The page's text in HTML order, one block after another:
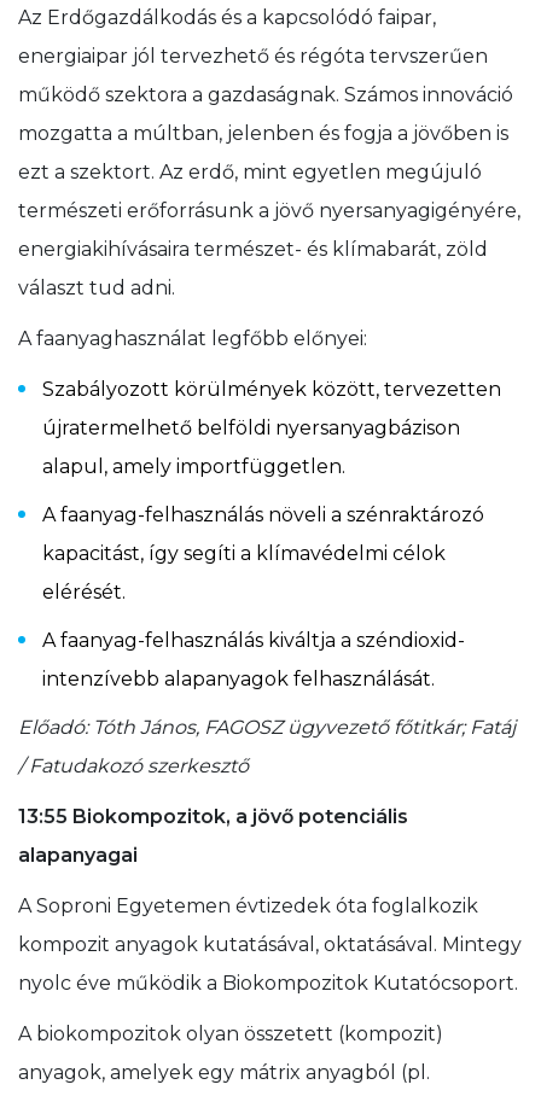
Az Erdőgazdálkodás és a kapcsolódó faipar,
energiaipar jól tervezhető és régóta tervszerűen
működő szektora a gazdaságnak. Számos innováció
mozgatta a múltban, jelenben és fogja a jövőben is
ezt a szektort. Az erdő, mint egyetlen megújuló
természeti erőforrásunk a jövő nyersanyagigényére,
energiakihívásaira természet- és klímabarát, zöld
választ tud adni.
A faanyaghasználat legfőbb előnyei:
Szabályozott körülmények között, tervezetten
újratermelhető belföldi nyersanyagbázison
alapul, amely importfüggetlen.
A faanyag-felhasználás növeli a szénraktározó
kapacitást, így segíti a klímavédelmi célok
elérését.
A faanyag-felhasználás kiváltja a széndioxid-
intenzívebb alapanyagok felhasználását.
Előadó: Tóth János, FAGOSZ ügyvezető főtitkár; Fatáj
/ Fatudakozó szerkesztő
13:55 Biokompozitok, a jövő potenciális
alapanyagai
A Soproni Egyetemen évtizedek óta foglalkozik
kompozit anyagok kutatásával, oktatásával. Mintegy
nyolc éve működik a Biokompozitok Kutatócsoport.
A biokompozitok olyan összetett (kompozit)
anyagok, amelyek egy mátrix anyagból (pl.